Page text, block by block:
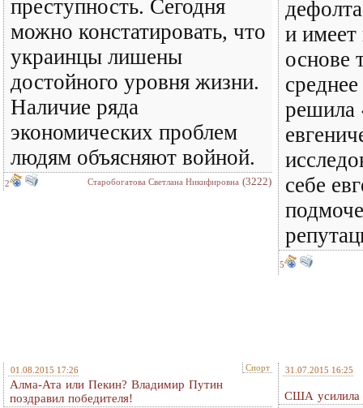
преступность. Сегодня
можно констатировать, что
украинцы лишены
достойного уровня жизни.
Наличие ряда
экономических проблем
людям объясняют войной.
2 Старобогатова Светлана Никифировна (3222)
и имеет
основе
решила
себе
5
01.08.2015 17:26 Спорт
Алма-Ата или Пекин? Владимир Путин
поздравил победителя!
31.07.2015 16:25
США усилила